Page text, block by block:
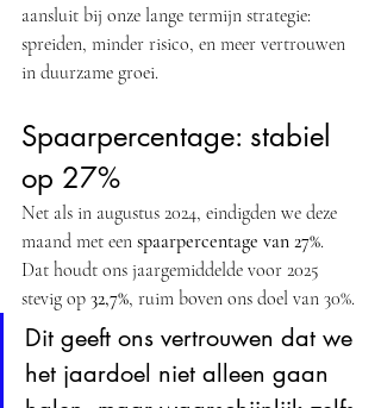
aansluit bij onze lange termijn strategie:
spreiden, minder risico, en meer vertrouwen
in duurzame groei.
Spaarpercentage: stabiel
op 27%
Net als in augustus 2024, eindigden we deze
maand met een spaarpercentage van 27%.
Dat houdt ons jaargemiddelde voor 2025
stevig op 32,7%, ruim boven ons doel van 30%.
Dit geeft ons vertrouwen dat we
het jaardoel niet alleen gaan